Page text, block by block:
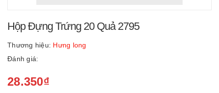
Hộp Đựng Trứng 20 Quả 2795
Thương hiệu: Hưng long
Đánh giá:
28.350₫